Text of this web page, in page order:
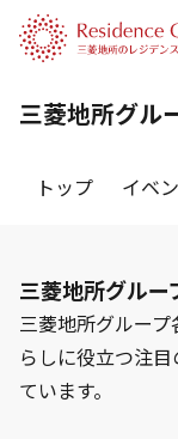
三菱地所グル
トップ イベ
三菱地所グルー
三菱地所グルー
らしに役立つ注
ています。